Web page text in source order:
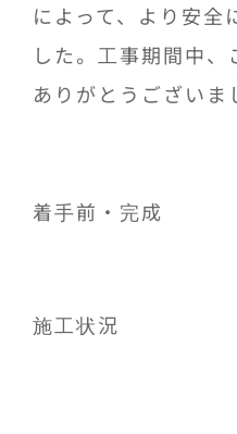
によって、より安全
した。工事期間中
ありがとうございま
着手前・完成
施工状況